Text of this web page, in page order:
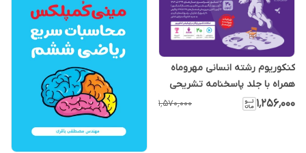
کنکوریوم رشته انسانی مهروماه
همراه با جلد پاسخنامه تشریحی
۱٬۲۵۶٬۰۰۰ ۱٬۵۷۰٬۰۰۰